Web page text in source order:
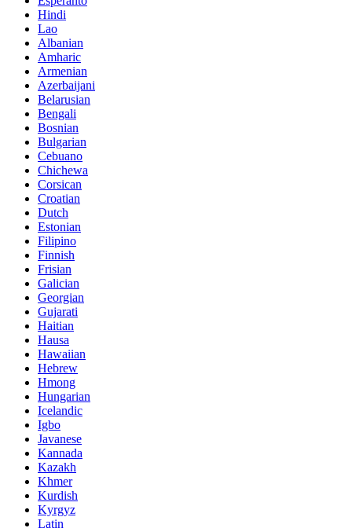
Hindi
Lao
Albanian
Amharic
Armenian
Azerbaijani
Belarusian
Bengali
Bosnian
Bulgarian
Cebuano
Chichewa
Corsican
Croatian
Dutch
Estonian
Filipino
Finnish
Frisian
Galician
Georgian
Gujarati
Haitian
Hausa
Hawaiian
Hebrew
Hmong
Hungarian
Icelandic
Igbo
Javanese
Kannada
Kazakh
Khmer
Kurdish
Kyrgyz
Latin